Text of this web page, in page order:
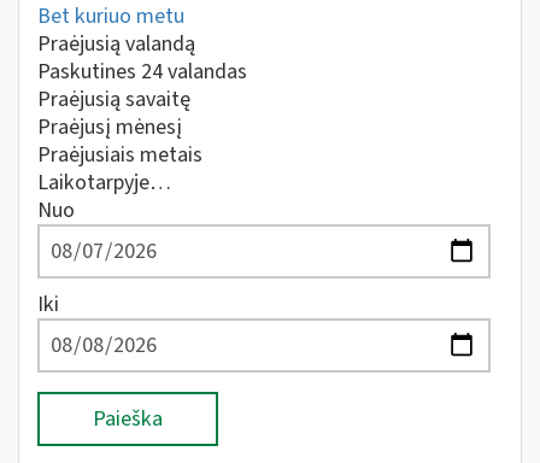
Bet kuriuo metu
Praėjusią valandą
Paskutines 24 valandas
Praėjusią savaitę
Praėjusį mėnesį
Praėjusiais metais
Laikotarpyje…
Nuo
Iki
Paieška